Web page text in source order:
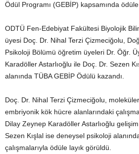
Ödül Programı (GEBİP) kapsamında ödüle
ODTÜ Fen-Edebiyat Fakültesi Biyolojik
üyesi Doç. Dr. Nihal Terzi Çizmeciğolu,
Psikoloji Bölümü öğretim üyeleri Dr. Öğr.
Karadöller Astarlıoğlu ile Doç. Dr. Sezen
alanında TÜBA GEBİP Ödülü kazandı.
Doç. Dr. Nihal Terzi Çizmeciğolu,
embriyonik kök hücre alanlarındaki
Dilay Zeynep Karadöller Astarlıoğlu
Sezen Kışlal ise deneysel psikoloji
çalışmalarıyla ödüle layık görüldü.